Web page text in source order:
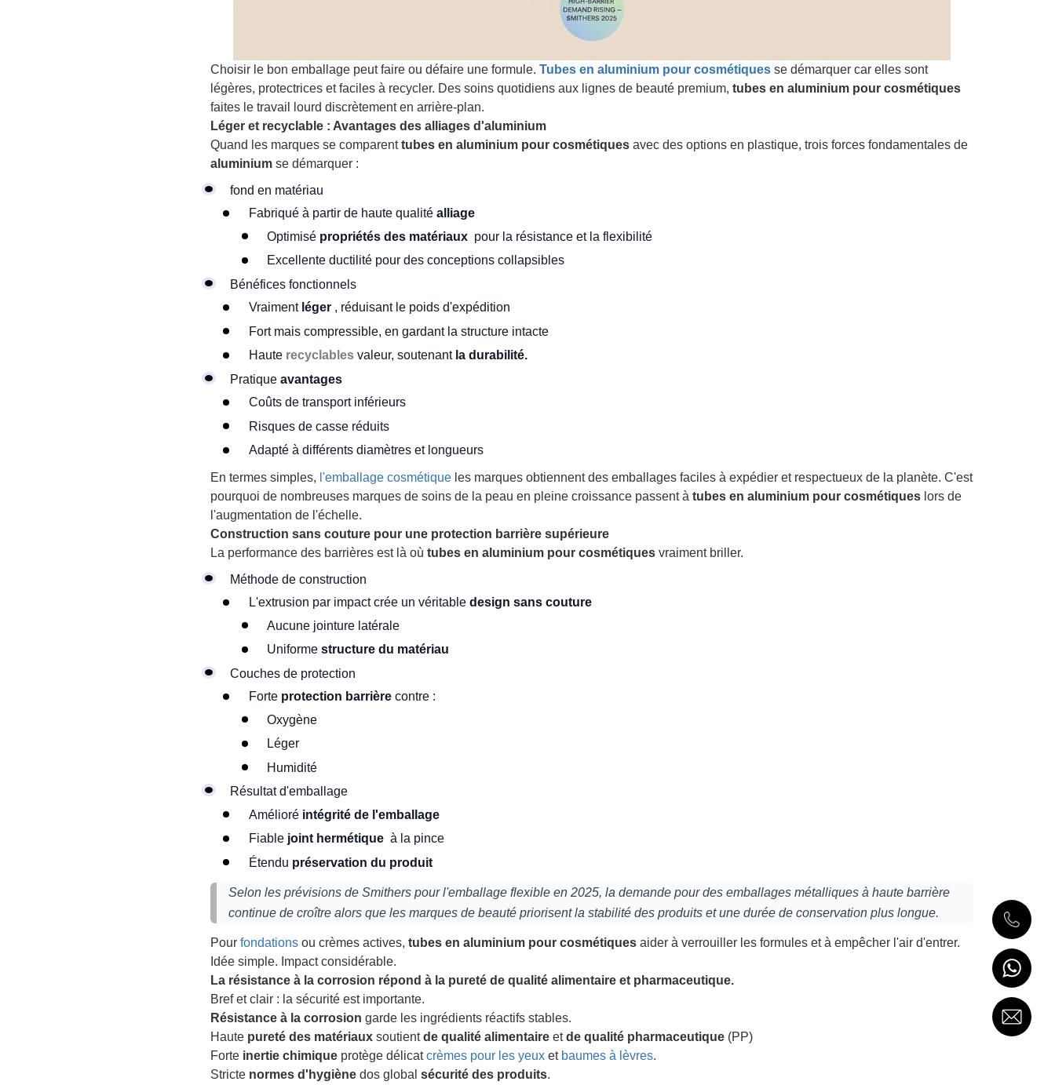
Choisir le bon emballage peut faire ou défaire une formule.Tubes en aluminium pour cosmétiques se démarquer car elles sont
légères, protectrices et faciles à recycler. Des soins quotidiens aux lignes de beauté premium,tubes en aluminium pour cosmétiques
faites le travail lourd discrètement en arrière-plan.
Léger et recyclable : Avantages des alliages d'aluminium
Quand les marques se comparenttubes en aluminium pour cosmétiques avec des options en plastique, trois forces fondamentales de
aluminium se démarquer :
fond en matériau
Fabriqué à partir de haute qualité alliage
Optimisé propriétés des matériaux pour la résistance et la flexibilité
Excellente ductilité pour des conceptions collapsibles
Bénéfices fonctionnels
Vraiment léger , réduisant le poids d'expédition
Fort mais compressible, en gardant la structure intacte
Haute recyclablesvaleur, soutenant la durabilité.
Pratiqueavantages
Coûts de transport inférieurs
Risques de casse réduits
Adapté à différents diamètres et longueurs
En termes simples, l'emballage cosmétique les marques obtiennent des emballages faciles à expédier et respectueux de la planète. C'est
pourquoi de nombreuses marques de soins de la peau en pleine croissance passent àtubes en aluminium pour cosmétiques lors de
l'augmentation de l'échelle.
Construction sans couture pour une protection barrière supérieure
La performance des barrières est là oùtubes en aluminium pour cosmétiques vraiment briller.
Méthode de construction
L'extrusion par impact crée un véritable design sans couture
Aucune jointure latérale
Uniformestructure du matériau
Couches de protection
Forte protection barrièrecontre :
Oxygène
Léger
Humidité
Résultat d'emballage
Amélioré intégrité de l'emballage
Fiable joint hermétique à la pince
Étendu préservation du produit
Selon les prévisions de Smithers pour l'emballage flexible en 2025, la demande pour des emballages métalliques à haute barrière
continue de croître alors que les marques de beauté priorisent la stabilité des produits et une durée de conservation plus longue.
Pourfondations ou crèmes actives,tubes en aluminium pour cosmétiques aider à verrouiller les formules et à empêcher l'air d'entrer.
Idée simple. Impact considérable.
La résistance à la corrosion répond à la pureté de qualité alimentaire et pharmaceutique.
Bref et clair : la sécurité est importante.
Résistance à la corrosion garde les ingrédients réactifs stables.
Haute pureté des matériaux soutientde qualité alimentaire etde qualité pharmaceutique (PP)
Forte inertie chimique protège délicatcrèmes pour les yeux et baumes à lèvres.
Stricte normes d'hygiène dos globalsécurité des produits.